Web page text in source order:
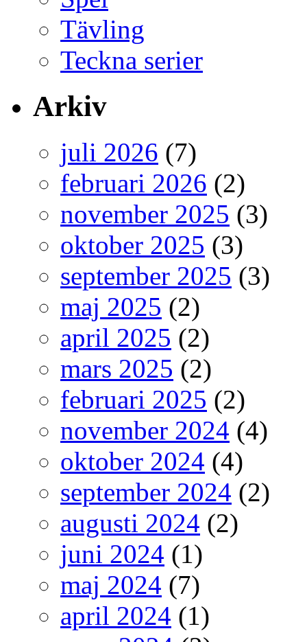
Tävling
Teckna serier
Arkiv
juli 2026 (7)
februari 2026 (2)
november 2025 (3)
oktober 2025 (3)
september 2025 (3)
maj 2025 (2)
april 2025 (2)
mars 2025 (2)
februari 2025 (2)
november 2024 (4)
oktober 2024 (4)
september 2024 (2)
augusti 2024 (2)
juni 2024 (1)
maj 2024 (7)
april 2024 (1)